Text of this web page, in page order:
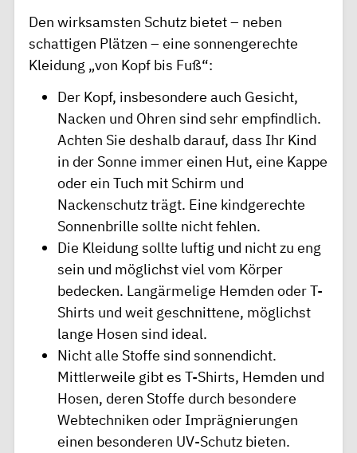
Den wirksamsten Schutz bietet – neben
schattigen Plätzen – eine sonnengerechte
Kleidung „von Kopf bis Fuß“:
Der Kopf, insbesondere auch Gesicht,
Nacken und Ohren sind sehr empfindlich.
Achten Sie deshalb darauf, dass Ihr Kind
in der Sonne immer einen Hut, eine Kappe
oder ein Tuch mit Schirm und
Nackenschutz trägt. Eine kindgerechte
Sonnenbrille sollte nicht fehlen.
Die Kleidung sollte luftig und nicht zu eng
sein und möglichst viel vom Körper
bedecken. Langärmelige Hemden oder T-
Shirts und weit geschnittene, möglichst
lange Hosen sind ideal.
Nicht alle Stoffe sind sonnendicht.
Mittlerweile gibt es T-Shirts, Hemden und
Hosen, deren Stoffe durch besondere
Webtechniken oder Imprägnierungen
einen besonderen UV-Schutz bieten.